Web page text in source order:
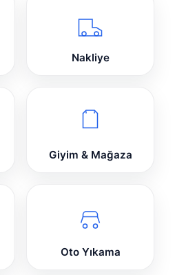
Nakliye
Giyim & Mağaza
Oto Yıkama